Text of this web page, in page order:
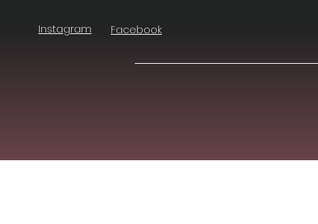
Instagram Facebook